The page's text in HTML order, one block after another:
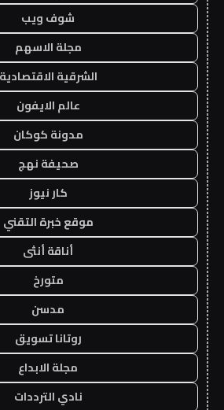
شوف ويب
مجلة الاسهم
الشرقية الاقتصادية
عالم الايفون
مدونة كوكان
صحيفة نهج
كار نيوز
موقع خبرة التقني
أناقة أنثى
متورخ
مدسن
روتانا تسويق
مجلة الابداع
نادي الترددات